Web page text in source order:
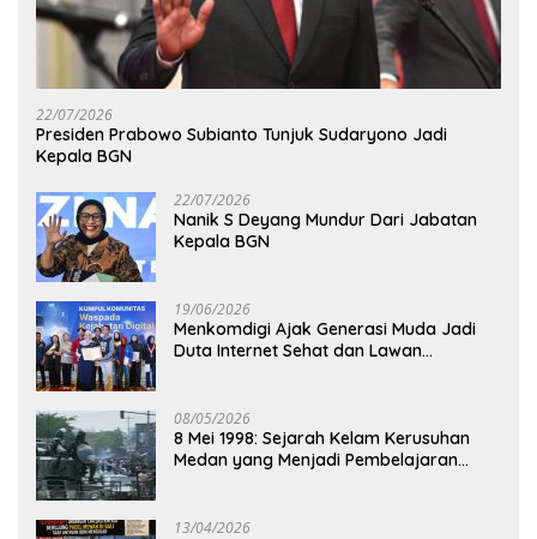
22/07/2026
Presiden Prabowo Subianto Tunjuk Sudaryono Jadi
Kepala BGN
22/07/2026
Nanik S Deyang Mundur Dari Jabatan
Kepala BGN
19/06/2026
Menkomdigi Ajak Generasi Muda Jadi
Duta Internet Sehat dan Lawan
08/05/2026
8 Mei 1998: Sejarah Kelam Kerusuhan
Medan yang Menjadi Pembelajaran
13/04/2026